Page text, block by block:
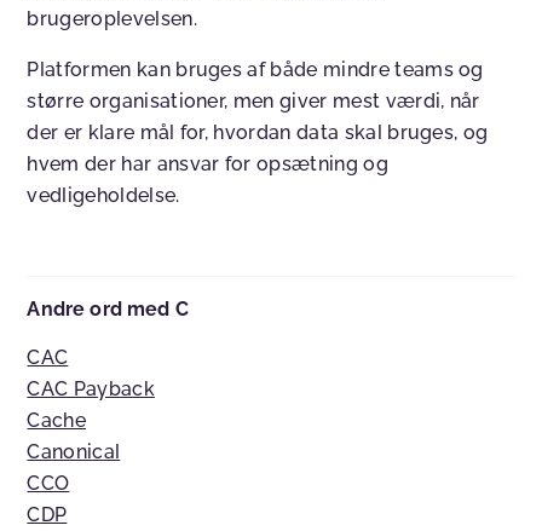
brugeroplevelsen.
Platformen kan bruges af både mindre teams og
større organisationer, men giver mest værdi, når
der er klare mål for, hvordan data skal bruges, og
hvem der har ansvar for opsætning og
vedligeholdelse.
Andre ord med C
CAC
CAC Payback
Cache
Canonical
CCO
CDP